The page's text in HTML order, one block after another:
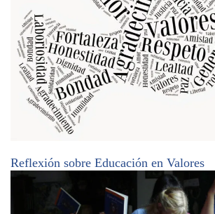
Reflexión sobre Educación en Valores